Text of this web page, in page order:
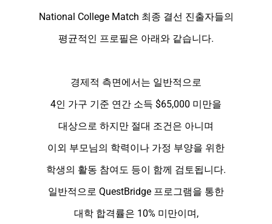
National College Match 최종 결선 진출자들의
평균적인 프로필은 아래와 같습니다.
경제적 측면에서는 일반적으로
4인 가구 기준 연간 소득 $65,000 미만을
대상으로 하지만 절대 조건은 아니며
이외 부모님의 학력이나 가정 부양을 위한
학생의 활동 참여도 등이 함께 검토됩니다.
일반적으로 QuestBridge 프로그램을 통한
대학 합격률은 10% 미만이며,